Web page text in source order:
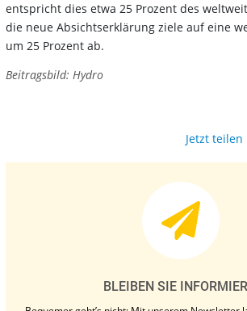
entspricht dies etwa 25 Prozent des
die neue Absichtserklärung ziele auf eine
um 25 Prozent ab.
Beitragsbild: Hydro
Jetzt teilen
BLEIBEN SIE